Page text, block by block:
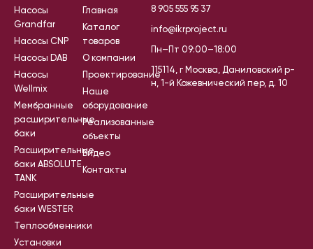
Насосы
Grandfar
Насосы CNP
Насосы DAB
Насосы
Wellmix
Мембранные
расширительные
баки
Расширительные
баки ABSOLUTE
TANK
Расширительные
баки WESTER
Теплообменники
Установки
Главная
Каталог
товаров
О компании
Проектирование
Наше
оборудование
Реализованные
объекты
Видео
Контакты
8 905 555 95 37
info@ikrproject.ru
Пн–Пт 09:00–18:00
115114, г Москва, Даниловский р-
н, 1-й Кожевнический пер, д. 10